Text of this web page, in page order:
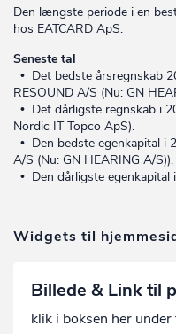
Den længste periode i en
hos EATCARD ApS.
Seneste tal
• Det bedste årsregnskab
RESOUND A/S (Nu: GN
• Det dårligste regnskab i
Nordic IT Topco ApS).
• Den bedste egenkapital i
A/S (Nu: GN HEARING A/S)).
• Den dårligste egenkapital
Widgets til
Billede & Link til
klik i boksen her